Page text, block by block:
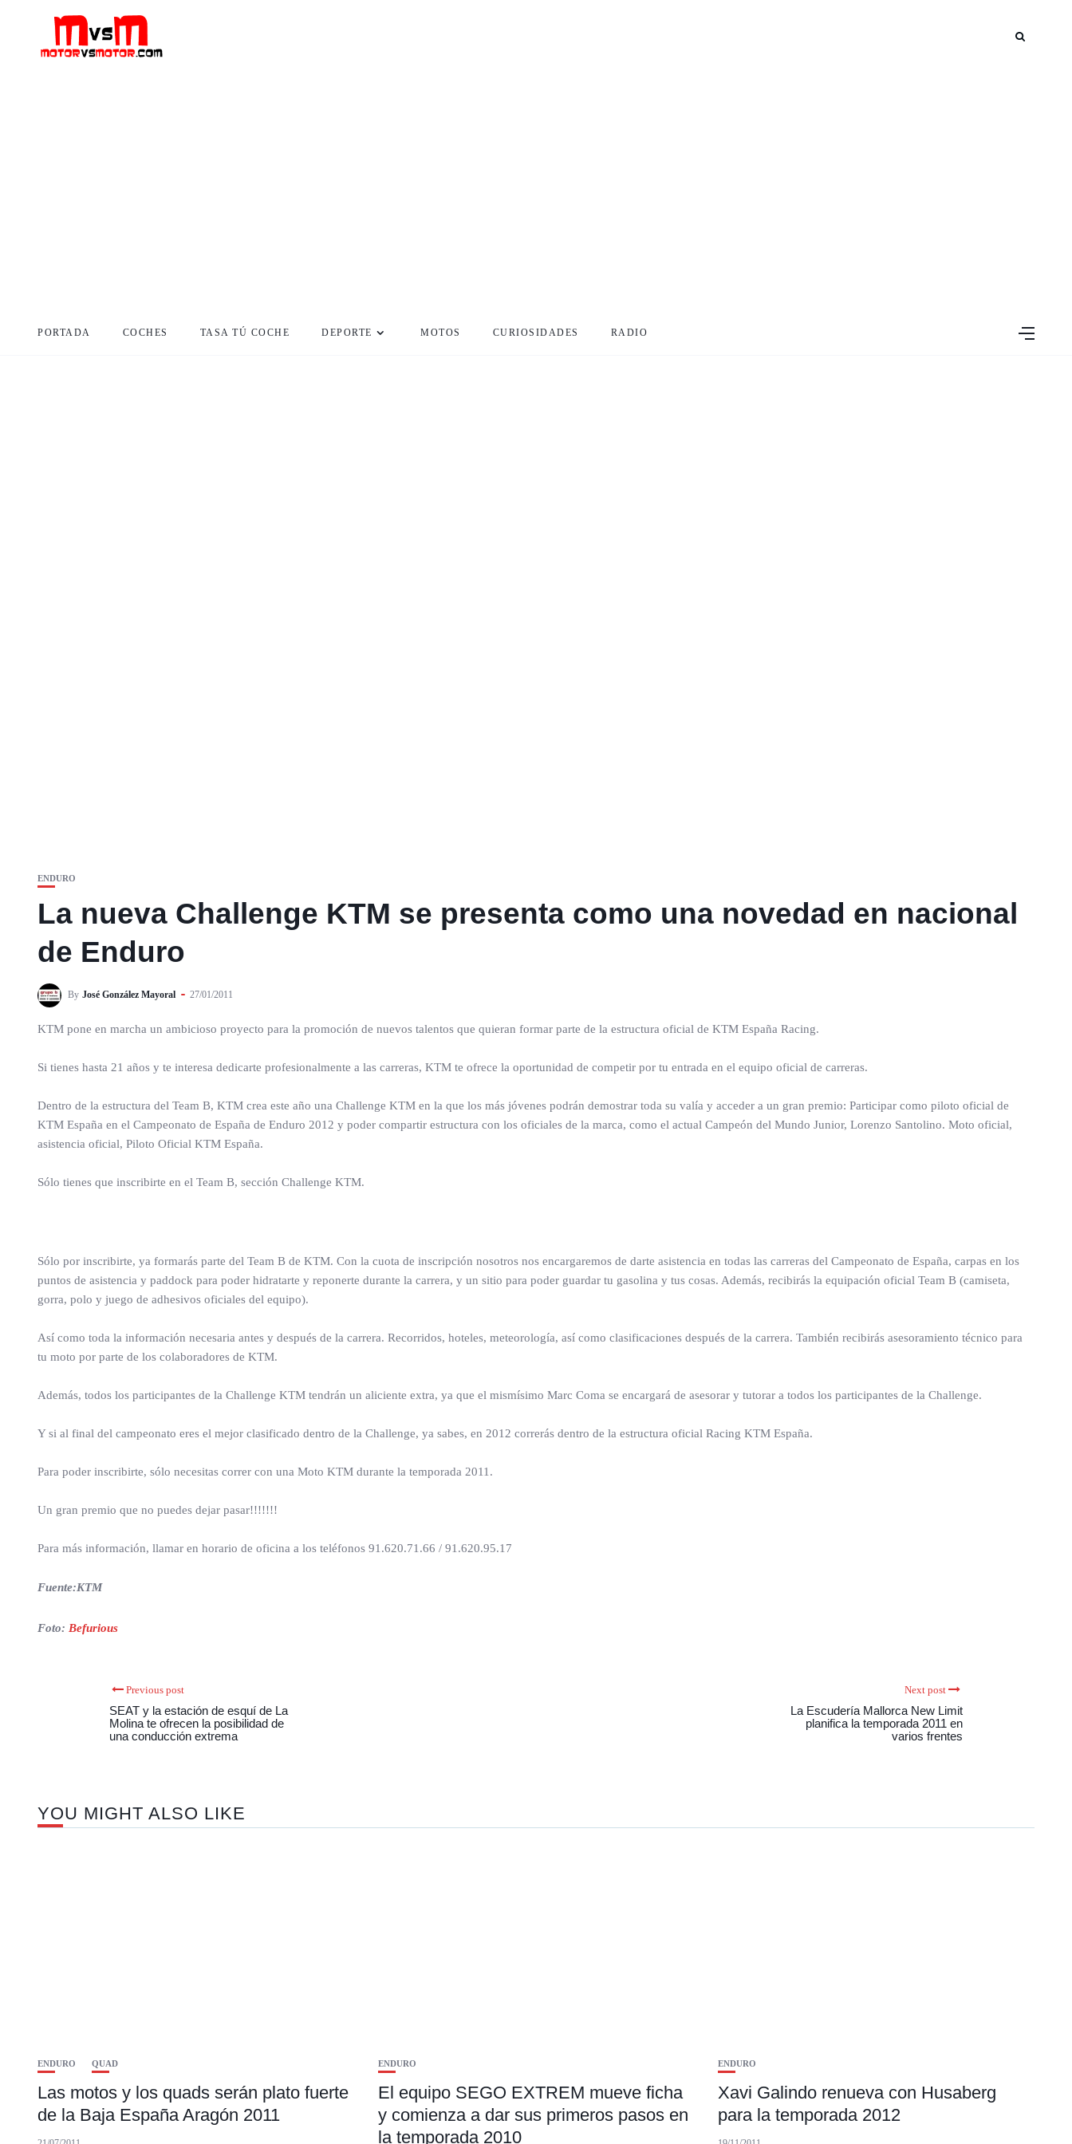
PORTADA COCHES TASA TÚ COCHE DEPORTE MOTOS CURIOSIDADES RADIO
ENDURO
La nueva Challenge KTM se presenta como una novedad en nacional
de Enduro
By José González Mayoral 27/01/2011
KTM pone en marcha un ambicioso proyecto para la promoción de nuevos talentos que quieran formar parte de la estructura oficial de KTM España Racing.
Si tienes hasta 21 años y te interesa dedicarte profesionalmente a las carreras, KTM te ofrece la oportunidad de competir por tu entrada en el equipo oficial de carreras.
Dentro de la estructura del Team B, KTM crea este año una Challenge KTM en la que los más jóvenes podrán demostrar toda su valía y acceder a un gran premio: Participar como piloto oficial de
KTM España en el Campeonato de España de Enduro 2012 y poder compartir estructura con los oficiales de la marca, como el actual Campeón del Mundo Junior, Lorenzo Santolino. Moto oficial,
asistencia oficial, Piloto Oficial KTM España.
Sólo tienes que inscribirte en el Team B, sección Challenge KTM.
Sólo por inscribirte, ya formarás parte del Team B de KTM. Con la cuota de inscripción nosotros nos encargaremos de darte asistencia en todas las carreras del Campeonato de España, carpas en los
puntos de asistencia y paddock para poder hidratarte y reponerte durante la carrera, y un sitio para poder guardar tu gasolina y tus cosas. Además, recibirás la equipación oficial Team B (camiseta,
gorra, polo y juego de adhesivos oficiales del equipo).
Así como toda la información necesaria antes y después de la carrera. Recorridos, hoteles, meteorología, así como clasificaciones después de la carrera. También recibirás asesoramiento técnico para
tu moto por parte de los colaboradores de KTM.
Además, todos los participantes de la Challenge KTM tendrán un aliciente extra, ya que el mismísimo Marc Coma se encargará de asesorar y tutorar a todos los participantes de la Challenge.
Y si al final del campeonato eres el mejor clasificado dentro de la Challenge, ya sabes, en 2012 correrás dentro de la estructura oficial Racing KTM España.
Para poder inscribirte, sólo necesitas correr con una Moto KTM durante la temporada 2011.
Un gran premio que no puedes dejar pasar!!!!!!!
Para más información, llamar en horario de oficina a los teléfonos 91.620.71.66 / 91.620.95.17
Fuente:KTM
Foto: Befurious
Previous post
SEAT y la estación de esquí de La
Molina te ofrecen la posibilidad de
una conducción extrema
Next post
La Escudería Mallorca New Limit
planifica la temporada 2011 en
varios frentes
YOU MIGHT ALSO LIKE
ENDURO QUAD
Las motos y los quads serán plato fuerte
de la Baja España Aragón 2011
ENDURO
El equipo SEGO EXTREM mueve ficha
y comienza a dar sus primeros pasos en
la temporada 2010
ENDURO
Xavi Galindo renueva con Husaberg
para la temporada 2012